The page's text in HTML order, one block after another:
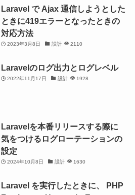
Laravel で Ajax 通信しようとした
ときに419エラーとなったときの
対応方法
2023年3月8日 設計 2110
Laravelのログ出力とログレベル
2022年11月17日 設計 1928
Laravelを本番リリースする際に
気をつけるログローテーションの
設定
2024年10月8日 設計 1630
Laravel を実行したときに、 PHP